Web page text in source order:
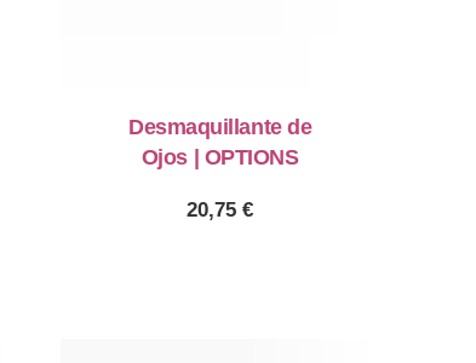
Desmaquillante de
Ojos | OPTIONS
20,75€